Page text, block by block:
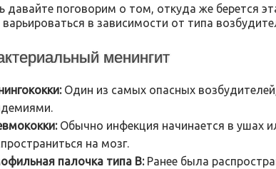
давайте поговорим о том, откуда же берется
варьироваться в зависимости от типа
менингит
Один из самых опасных
Обычно инфекция начинается в ушах
на мозг.
палочка типа B:Ранее была